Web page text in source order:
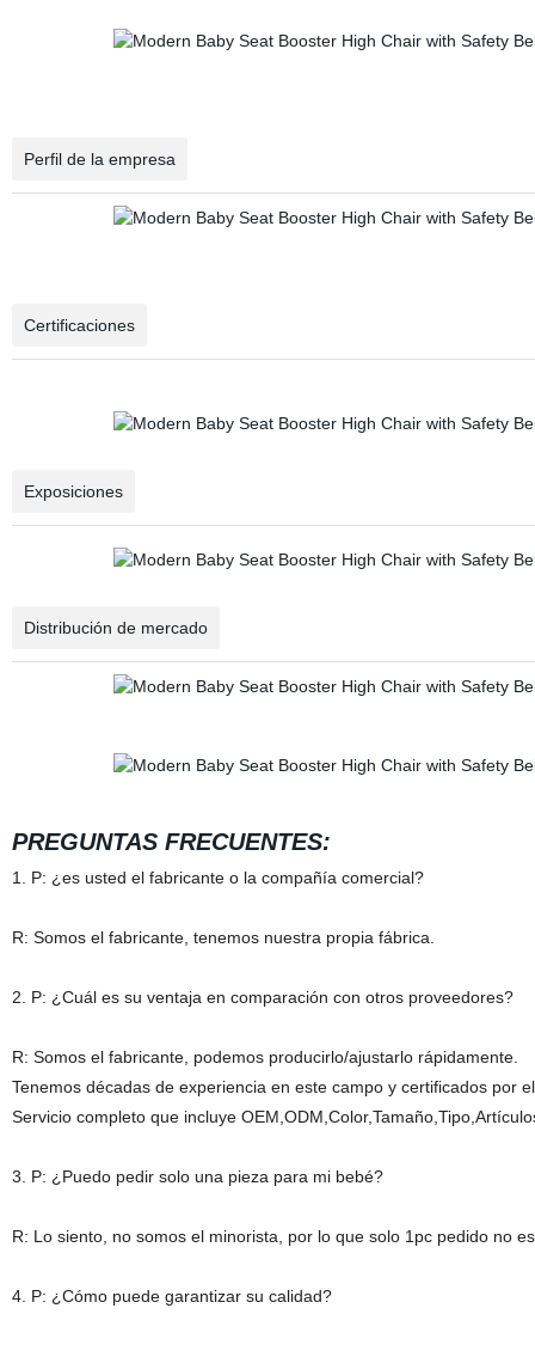
Perfil de la empresa
Certificaciones
Exposiciones
Distribución de mercado
PREGUNTAS FRECUENTES:
1. P: ¿es usted el fabricante o la compañía comercial?
R: Somos el fabricante, tenemos nuestra propia fábrica.
2. P: ¿Cuál es su ventaja en comparación con otros proveedores?
R: Somos el fabricante, podemos producirlo/ajustarlo rápidamente.
Tenemos décadas de experiencia en este campo y certificados por
Servicio completo que incluye
3. P: ¿Puedo pedir solo una pieza para mi bebé?
R: Lo siento, no somos el minorista, por lo que solo 1pc pedido no
4. P: ¿Cómo puede garantizar su calidad?